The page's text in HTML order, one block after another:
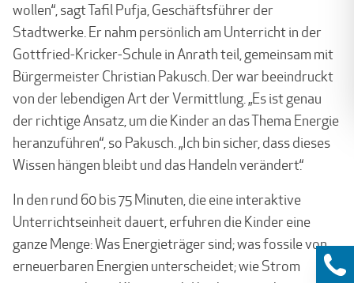
wollen“, sagt Tafil Pufja, Geschäftsführer der
Stadtwerke. Er nahm persönlich am Unterricht in der
Gottfried-Kricker-Schule in Anrath teil, gemeinsam mit
Bürgermeister Christian Pakusch. Der war beeindruckt
von der lebendigen Art der Vermittlung. „Es ist genau
der richtige Ansatz, um die Kinder an das Thema Energie
heranzuführen“, so Pakusch. „Ich bin sicher, dass dieses
Wissen hängen bleibt und das Handeln verändert.“
In den rund 60 bis 75 Minuten, die eine interaktive
Unterrichtseinheit dauert, erfuhren die Kinder eine
ganze Menge: Was Energieträger sind; was fossile von
erneuerbaren Energien unterscheidet; wie Strom